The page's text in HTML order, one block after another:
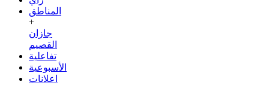
المناطق
+
جازان
القصيم
تفاعلية
الأسبوعية
اعلانات